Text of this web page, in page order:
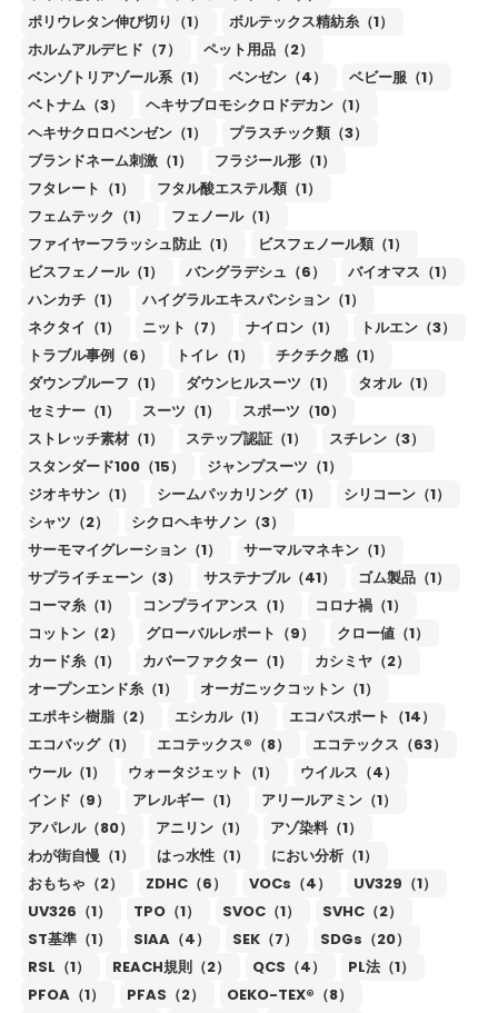
ポリウレタン伸び切り（1）
ボルテックス精紡糸（1）
ホルムアルデヒド（7）
ペット用品（2）
ベンゾトリアゾール系（1）
ベンゼン（4）
ベビー服（1）
ベトナム（3）
ヘキサブロモシクロドデカン（1）
ヘキサクロロベンゼン（1）
プラスチック類（3）
ブランドネーム刺激（1）
フラジール形（1）
フタレート（1）
フタル酸エステル類（1）
フェムテック（1）
フェノール（1）
ファイヤーフラッシュ防止（1）
ビスフェノール類（1）
ビスフェノール（1）
バングラデシュ（6）
バイオマス（1）
ハンカチ（1）
ハイグラルエキスパンション（1）
ネクタイ（1）
ニット（7） ナイロン（1）
トルエン（3）
トラブル事例（6）
トイレ（1）
チクチク感（1）
ダウンプルーフ（1）
ダウンヒルスーツ（1）
タオル（1）
セミナー（1）
スーツ（1）
スポーツ（10）
ストレッチ素材（1）
ステップ認証（1）
スチレン（3）
スタンダード100（15）
ジャンプスーツ（1）
ジオキサン（1）
シームパッカリング（1）
シリコーン（1）
シャツ（2）
シクロヘキサノン（3）
サーモマイグレーション（1）
サーマルマネキン（1）
サプライチェーン（3）
サステナブル（41）
ゴム製品（1）
コーマ糸（1）
コンプライアンス（1）
コロナ禍（1）
コットン（2）
グローバルレポート（9）
クロー値（1）
カード糸（1）
カバーファクター（1）
カシミヤ（2）
オープンエンド糸（1）
オーガニックコットン（1）
エポキシ樹脂（2）
エシカル（1）
エコパスポート（14）
エコバッグ（1）
エコテックス®（8）
エコテックス（63）
ウール（1）
ウォータジェット（1）
ウイルス（4）
インド（9）
アレルギー（1）
アリールアミン（1）
アパレル（80）
アニリン（1）
アゾ染料（1）
わが街自慢（1）
はっ水性（1）
におい分析（1）
おもちゃ（2）
ZDHC（6） VOCs（4）
UV329（1）
UV326（1）
TPO（1） SVOC（1）
SVHC（2）
ST基準（1）
SIAA（4） SEK（7）
SDGs（20）
RSL（1）
REACH規則（2） QCS（4）
PL法（1）
PFOA（1）
PFAS（2）
OEKO-TEX®（8）